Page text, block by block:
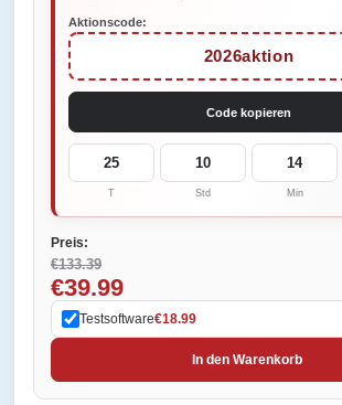
Aktionscode:
2026aktion
Code kopieren
25
T
10
Std
14
Min
Preis:
€133.39
€39.99
Testsoftware€18.99
In den Warenkorb